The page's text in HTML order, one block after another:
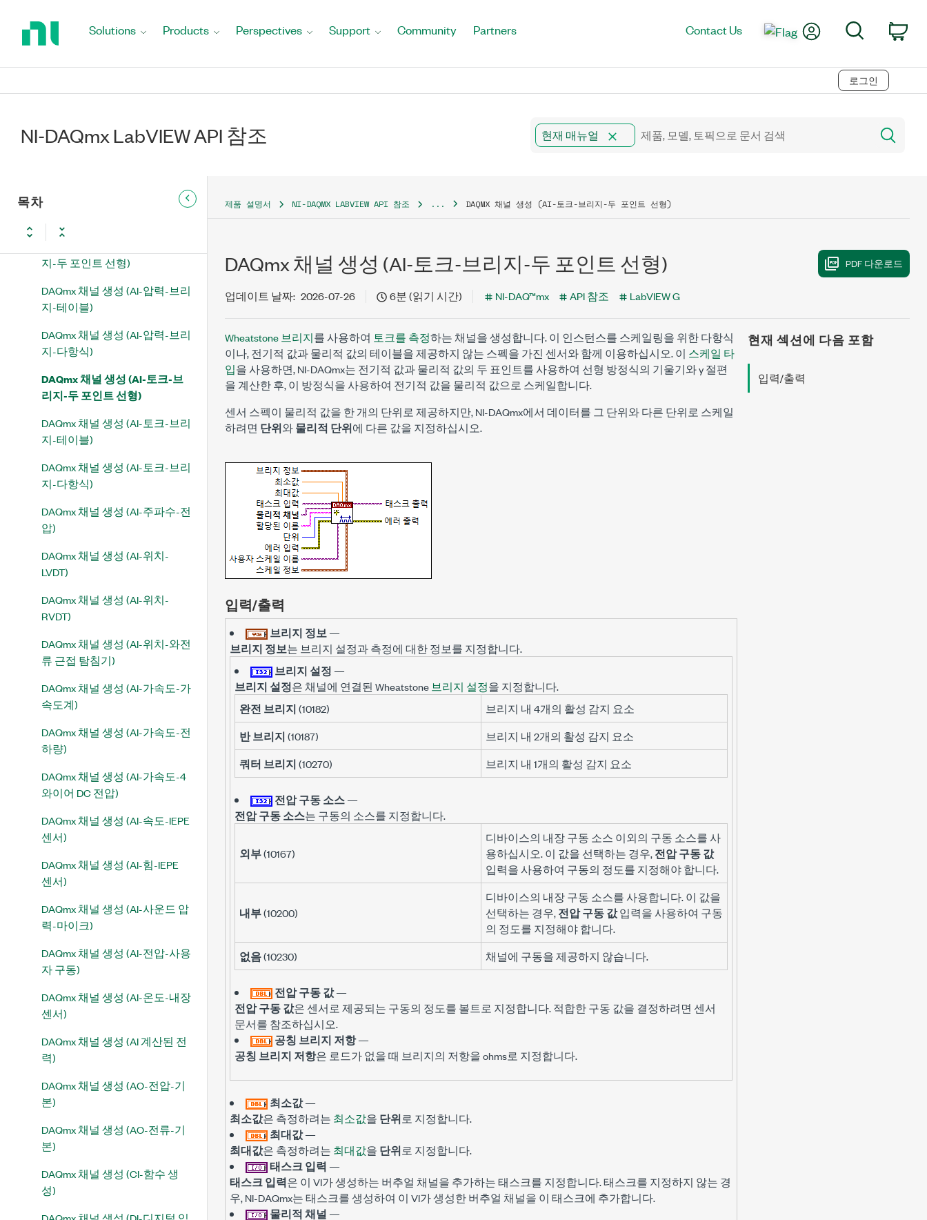
Solutions Products Perspectives Support Community Partners Contact Us My AccountSearch
로그인
NI-DAQmx LabVIEW API 참조 현재 매뉴얼
목차
DAQmx 채널 생성 (AI-변형률-스
트레인 게이지)
DAQmx 채널 생성 (AI-변형률-로
지-두 포인트 선형)
DAQmx 채널 생성 (AI-힘-브리
지-두 포인트 선형)
DAQmx 채널 생성 (AI-압력-브리
지-테이블)
DAQmx 채널 생성 (AI-압력-브리
지-다항식)
DAQmx 채널 생성 (AI-토크-브
리지-두 포인트 선형)
DAQmx 채널 생성 (AI-토크-브리
지-테이블)
DAQmx 채널 생성 (AI-토크-브리
지-다항식)
DAQmx 채널 생성 (AI-주파수-전
압)
DAQmx 채널 생성 (AI-위치-
LVDT)
DAQmx 채널 생성 (AI-위치-
RVDT)
DAQmx 채널 생성 (AI-위치-와전
류 근접 탐침기)
DAQmx 채널 생성 (AI-가속도-가
속도계)
DAQmx 채널 생성 (AI-가속도-전
하량)
DAQmx 채널 생성 (AI-가속도-4
와이어 DC 전압)
DAQmx 채널 생성 (AI-속도-IEPE
센서)
DAQmx 채널 생성 (AI-힘-IEPE
센서)
DAQmx 채널 생성 (AI-사운드 압
력-마이크)
DAQmx 채널 생성 (AI-전압-사용
자 구동)
DAQmx 채널 생성 (AI-온도-내장
센서)
DAQmx 채널 생성 (AI 계산된 전
력)
DAQmx 채널 생성 (AO-전압-기
본)
DAQmx 채널 생성 (AO-전류-기
본)
DAQmx 채널 생성 (CI-함수 생
성)
제품 설명서 NI-DAQMX LABVIEW API 참조 ... DAQMX 채널 생성 (AI-토크-브리지-두 포인트 선형)
DAQmx 채널 생성 (AI-토크-브리지-두 포인트 선형)
업데이트 날짜: 2026-07-26 6분 (읽기 시간) NI-DAQ™mx API 참조 LabVIEW G
Wheatstone 브리지를 사용하여 토크를 측정하는 채널을 생성합니다. 이 인스턴스를 스케일링을 위한 다항식
이나, 전기적 값과 물리적 값의 테이블을 제공하지 않는 스펙을 가진 센서와 함께 이용하십시오. 이 스케일 타
입을 사용하면, NI-DAQmx는 전기적 값과 물리적 값의 두 표인트를 사용하여 선형 방정식의 기울기와 y 절편
을 계산한 후, 이 방정식을 사용하여 전기적 값을 물리적 값으로 스케일합니다.
센서 스펙이 물리적 값을 한 개의 단위로 제공하지만, NI-DAQmx에서 데이터를 그 단위와 다른 단위로 스케일
하려면 단위와물리적 단위에 다른 값을 지정하십시오.
입력/출력
브리지 정보 —
브리지 정보는 브리지 설정과 측정에 대한 정보를 지정합니다.
브리지 설정 —
브리지 설정은 채널에 연결된 Wheatstone 브리지 설정을 지정합니다.
완전 브리지(10182)
브리지 내 4개의 활성 감지 요소
반 브리지(10187)
브리지 내 2개의 활성 감지 요소
쿼터 브리지(10270) 브리지 내 1개의 활성 감지 요소
전압 구동 소스—
전압 구동 소스는 구동의 소스를 지정합니다.
외부(10167)
디바이스의 내장 구동 소스 이외의 구동 소스를 사
용하십시오. 이 값을 선택하는 경우,전압 구동 값
입력을 사용하여 구동의 정도를 지정해야 합니다.
내부(10200)
디바이스의 내장 구동 소스를 사용합니다. 이 값을
선택하는 경우,전압 구동 값입력을 사용하여 구동
의 정도를 지정해야 합니다.
없음(10230) 채널에 구동을 제공하지 않습니다.
전압 구동 값—
전압 구동 값은 센서로 제공되는 구동의 정도를 볼트로 지정합니다. 적합한 구동 값을 결정하려면 센서
문서를 참조하십시오.
공칭 브리지 저항—
공칭 브리지 저항은 로드가 없을 때 브리지의 저항을 ohms로 지정합니다.
최소값—
최소값은 측정하려는 최소값을 단위로 지정합니다.
최대값—
최대값은 측정하려는 최대값을 단위로 지정합니다.
태스크 입력 —
태스크 입력은 이 VI가 생성하는 버추얼 채널을 추가하는 태스크를 지정합니다. 태스크를 지정하지 않는 경
우, NI-DAQmx는 태스크를 생성하여 이 VI가 생성한 버추얼 채널을 이 태스크에 추가합니다.
물리적 채널 —
현재 섹션에 다음 포함
입력/출력